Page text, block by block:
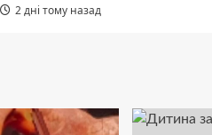
2 дні тому назад